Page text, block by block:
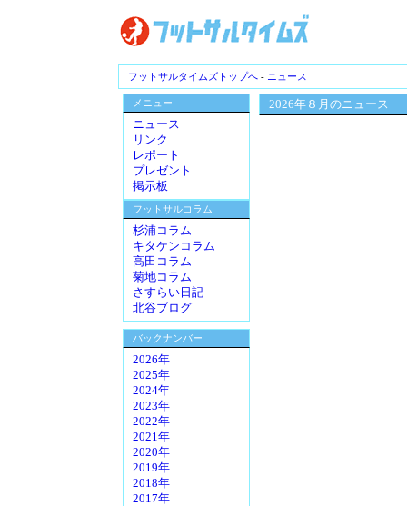
フットサルタイムズトップへ - ニュース
メニュー
ニュース
リンク
レポート
プレゼント
掲示板
フットサルコラム
杉浦コラム
キタケンコラム
高田コラム
菊地コラム
さすらい日記
北谷ブログ
バックナンバー
2026年
2025年
2024年
2023年
2022年
2021年
2020年
2019年
2018年
2017年
2026年８月のニュース